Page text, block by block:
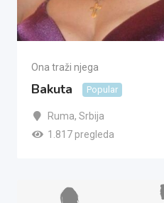
Ona traži njega
Bakuta Popular
Ruma, Srbija
1.817 pregleda